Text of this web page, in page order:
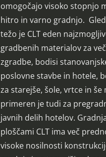
omogočajo visoko stopnjo
hitro in varno gradnjo.
težo je CLT eden
gradbenih materialov za
zgradbe, bodisi
poslovne stavbe in hotele,
za starejše, šole, vrtce in še
primeren je tudi za
javnih delih hotelov.
ploščami CLT ima več
visoke nosilnosti